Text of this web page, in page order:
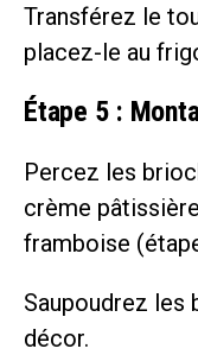
Transférez le
placez-le au
Étape 5 :
Percez les
crème
framboise
Saupoudrez les
décor.